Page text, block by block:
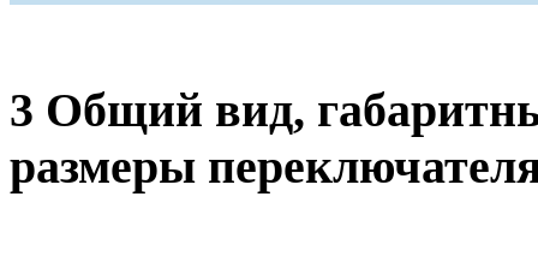
3 Общий вид,
размеры